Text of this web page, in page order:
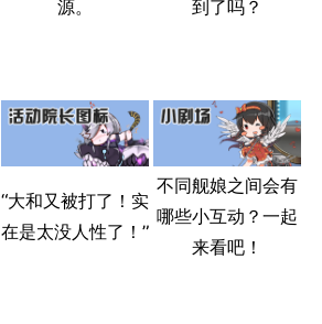
11.9万
舰R百科
源。
到了吗？
“大和又被打了！实
在是太没人性了！”
不同舰娘之间会有
哪些小互动？一起
来看吧！